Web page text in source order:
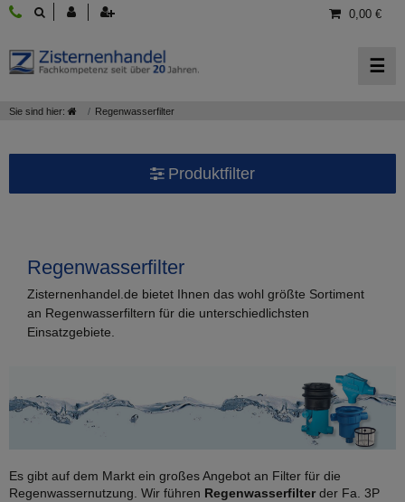
0,00 €
☰
Sie sind hier: Regenwasserfilter
Produktfilter
Anschlusskapazität (Dachfläche).
Wählen Sie eine Farbe.
Funktionsprinzip des Filters.
Regenwasserfilter
Zisternenhandel.de bietet Ihnen das wohl größte Sortiment
an Regenwasserfiltern für die unterschiedlichsten
Einsatzgebiete.
Es gibt auf dem Markt ein großes Angebot an Filter für die
Regenwassernutzung. Wir führen Regenwasserfilterder Fa. 3P